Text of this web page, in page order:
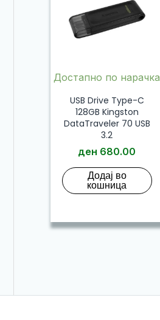
Достапно по нарачка
USB Drive Type-C
128GB Kingston
DataTraveler 70 USB
3.2
ден 680.00
Додај во
кошница